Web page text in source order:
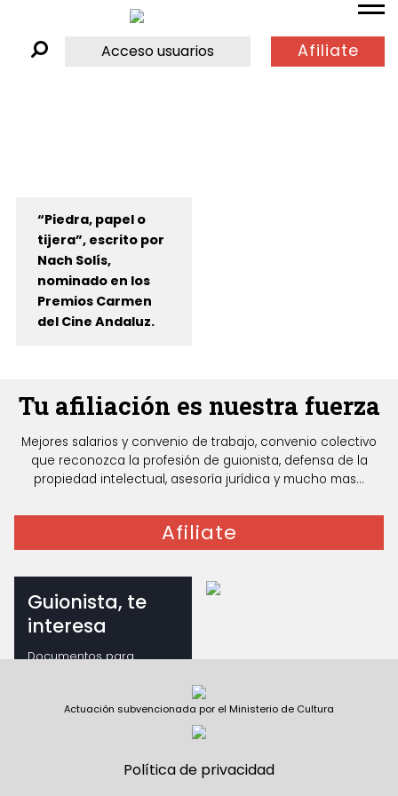
Acceso usuarios Afiliate
“Piedra, papel o
tijera”, escrito por
Nach Solís,
nominado en los
Premios Carmen
del Cine Andaluz.
Tu afiliación es nuestra fuerza
Mejores salarios y convenio de trabajo, convenio colectivo
que reconozca la profesión de guionista, defensa de la
propiedad intelectual, asesoría jurídica y mucho mas...
Afiliate
Guionista, te
interesa
Documentos para
Actuación subvencionada por el Ministerio de Cultura
Política de privacidad